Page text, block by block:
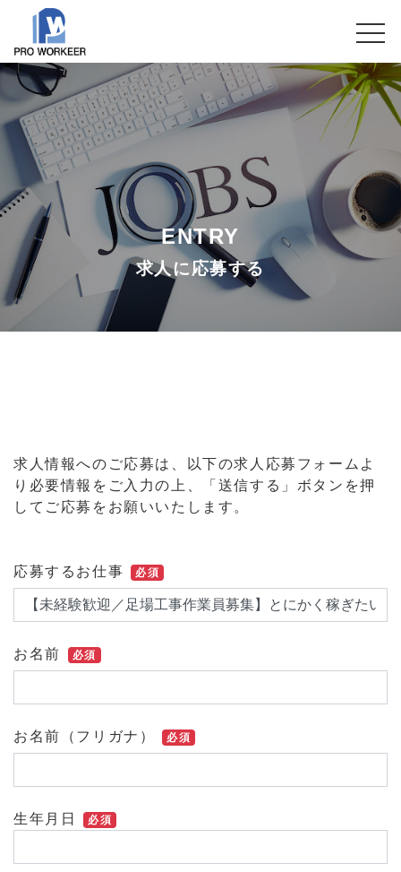
ENTRY
求人に応募する
求人情報へのご応募は、以下の求人応募フォームよ
り必要情報をご入力の上、「送信する」ボタンを押
してご応募をお願いいたします。
応募するお仕事 必須
お名前 必須
お名前（フリガナ） 必須
生年月日 必須